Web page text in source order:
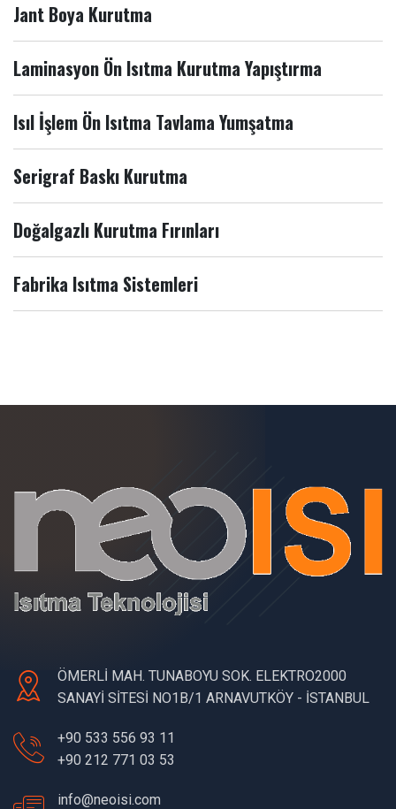
Jant Boya Kurutma
Laminasyon Ön Isıtma Kurutma Yapıştırma
Isıl İşlem Ön Isıtma Tavlama Yumşatma
Serigraf Baskı Kurutma
Doğalgazlı Kurutma Fırınları
Fabrika Isıtma Sistemleri
ÖMERLİ MAH. TUNABOYU SOK. ELEKTRO2000
SANAYİ SİTESİ NO1B/1 ARNAVUTKÖY - İSTANBUL
+90 533 556 93 11
+90 212 771 03 53
info@neoisi.com